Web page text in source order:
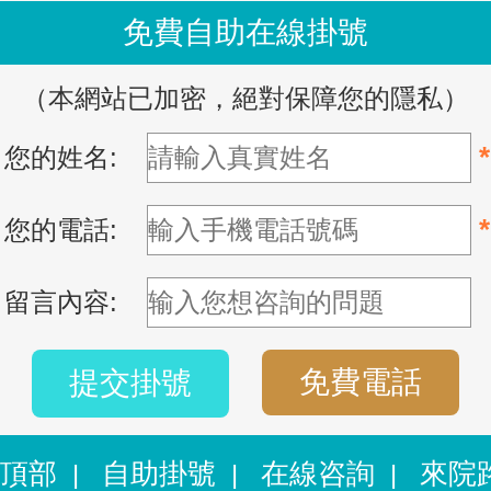
免費自助在線掛號
（本網站已加密，絕對保障您的隱私）
您的姓名:
*
您的電話: *
留言內容:
提交掛號 免費電話
部 | 自助掛號 | 在線咨詢 | 來院